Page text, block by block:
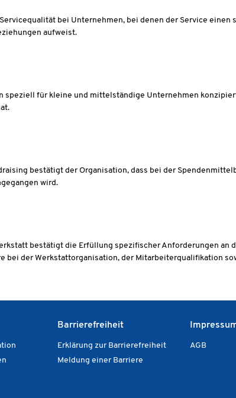
bei Unternehmen, bei denen der Service
aufweist.
speziell für kleine und mittelständige Unternehmen
bestätigt der Organisation, dass bei der
wird.
bestätigt die Erfüllung spezifischer Anforderungen an
bei der Werkstattorganisation, der Mitarbeiterqualifikation
Barrierefreiheit
Erklärung zur Barrierefreiheit
Meldung einer Barriere
AGB